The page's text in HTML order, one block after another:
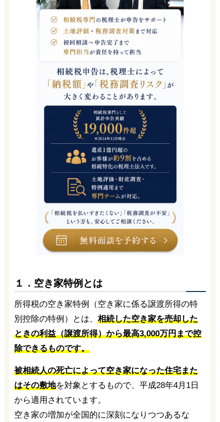
１．空き家特例とは
所得税の空き家特例（空き家に係る譲渡所得の特
別控除の特例）とは、 相続した空き家を売却した
ときの利益（譲渡所得）から最高3,000万円まで控
除できるものです。
被相続人の死亡によって空き家になった住宅また
はその敷地を対象とするもので、平成28年4月1日
から適用されています。
空き家の増加が全国的に深刻になりつつあるな